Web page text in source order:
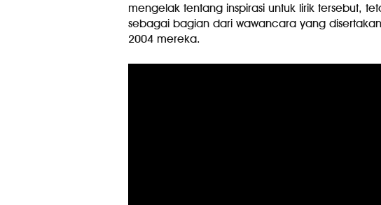
mengelak tentang inspirasi untuk lirik tersebut,
sebagai bagian dari wawancara yang
2004 mereka.